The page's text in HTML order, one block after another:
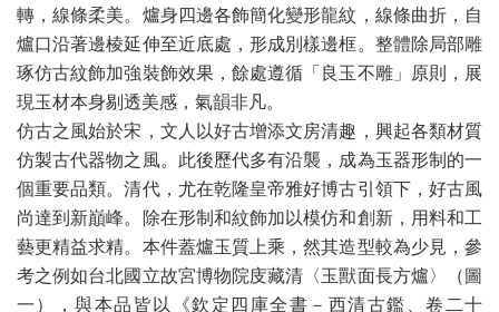
轉，線條柔美。爐身四邊各飾簡化變形龍紋，線條曲折，自
爐口沿著邊棱延伸至近底處，形成別樣邊框。整體除局部雕
琢仿古紋飾加強裝飾效果，餘處遵循「良玉不雕」原則，展
現玉材本身剔透美感，氣韻非凡。
仿古之風始於宋，文人以好古增添文房清趣，興起各類材質
仿製古代器物之風。此後歷代多有沿襲，成為玉器形制的一
個重要品類。清代，尤在乾隆皇帝雅好博古引領下，好古風
尚達到新巔峰。除在形制和紋飾加以模仿和創新，用料和工
藝更精益求精。本件蓋爐玉質上乘，然其造型較為少見，參
考之例如台北國立故宮博物院庋藏清〈玉獸面長方爐〉（圖
一），與本品皆以《欽定四庫全書－西清古鑑、卷二十